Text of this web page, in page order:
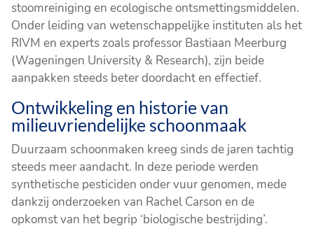
stoomreiniging en ecologische ontsmettingsmiddelen.
Onder leiding van wetenschappelijke instituten als het
RIVM en experts zoals professor Bastiaan Meerburg
(Wageningen University & Research), zijn beide
aanpakken steeds beter doordacht en effectief.
Ontwikkeling en historie van
milieuvriendelijke schoonmaak
Duurzaam schoonmaken kreeg sinds de jaren tachtig
steeds meer aandacht. In deze periode werden
synthetische pesticiden onder vuur genomen, mede
dankzij onderzoeken van Rachel Carson en de
opkomst van het begrip ‘biologische bestrijding’.